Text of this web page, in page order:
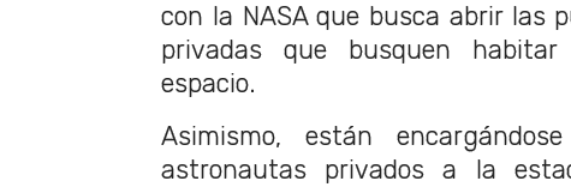
con la NASA que busca abrir las
privadas que busquen
espacio.
Asimismo, están
astronautas privados a la